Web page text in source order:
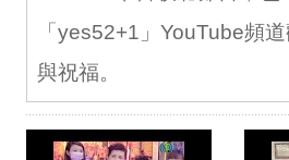
「yes52+1」YouTube頻
與祝福。